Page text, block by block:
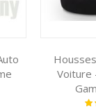
Voiture